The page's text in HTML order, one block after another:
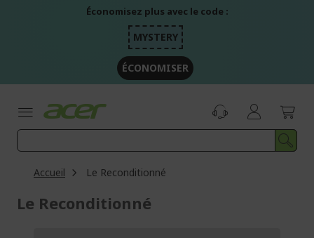
Économisez plus avec le code :
MYSTERY
ÉCONOMISER
Accueil Le Reconditionné
Le Reconditionné